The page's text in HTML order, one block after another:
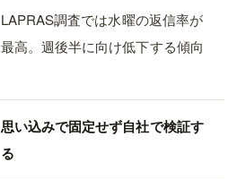
LAPRAS調査では水曜の返信率が
最高。週後半に向け低下する傾向
思い込みで固定せず自社で検証す
る